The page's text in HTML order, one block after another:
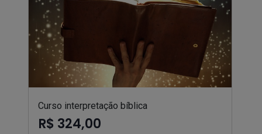
Curso interpretação bíblica
R$ 324,00